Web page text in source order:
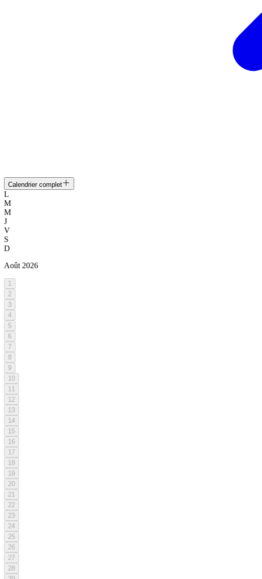
Calendrier complet
L
M
M
J
V
S
D
Août 2026
1
2
3
4
5
6
7
8
9
10
11
12
13
14
15
16
17
18
19
20
21
22
23
24
25
26
27
28